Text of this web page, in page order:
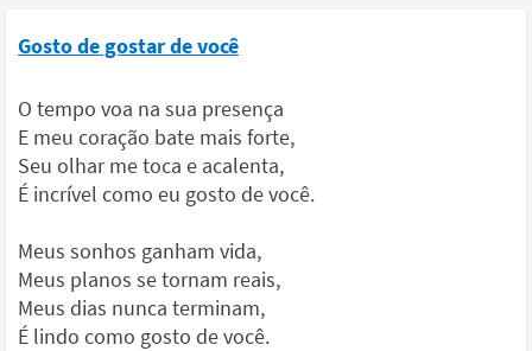
Gosto de gostar de você
O tempo voa na sua presença
E meu coração bate mais forte,
Seu olhar me toca e acalenta,
É incrível como eu gosto de você.
Meus sonhos ganham vida,
Meus planos se tornam reais,
Meus dias nunca terminam,
É lindo como gosto de você.